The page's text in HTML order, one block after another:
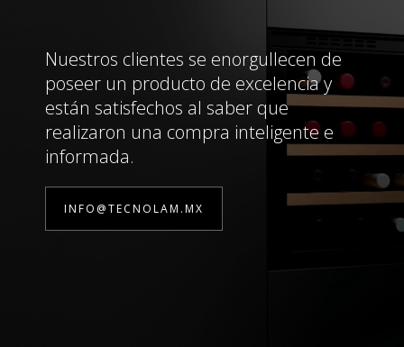
Nuestros clientes se enorgullecen de
poseer un producto de excelencia y
están satisfechos al saber que
realizaron una compra inteligente e
informada.
INFO@TECNOLAM.MX